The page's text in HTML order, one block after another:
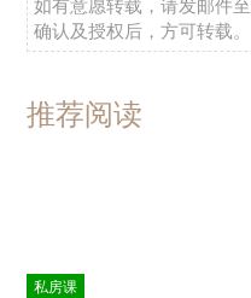
如有意愿转载，请发邮件至
确认及授权后，方可转载。
推荐阅读
私房课